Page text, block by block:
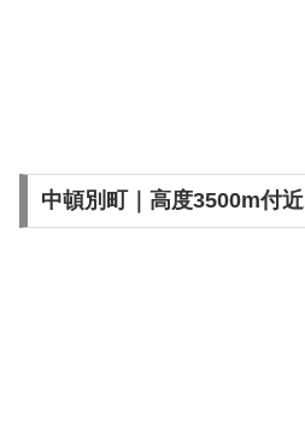
中頓別町｜高度3500m付近